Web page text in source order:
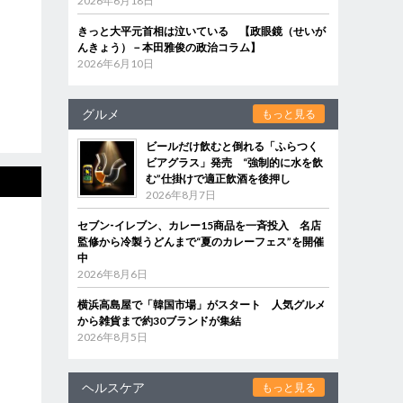
きっと大平元首相は泣いている 【政眼鏡（せいが
んきょう）－本田雅俊の政治コラム】
2026年6月10日
グルメ もっと見る
ビールだけ飲むと倒れる「ふらつく
ビアグラス」発売 “強制的に水を飲
む”仕掛けで適正飲酒を後押し
2026年8月7日
セブン‐イレブン、カレー15商品を一斉投入 名店
監修から冷製うどんまで“夏のカレーフェス”を開催
中
2026年8月6日
横浜高島屋で「韓国市場」がスタート 人気グルメ
から雑貨まで約30ブランドが集結
2026年8月5日
ヘルスケア もっと見る